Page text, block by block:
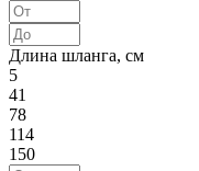
Длина шланга, см
5
41
78
114
150